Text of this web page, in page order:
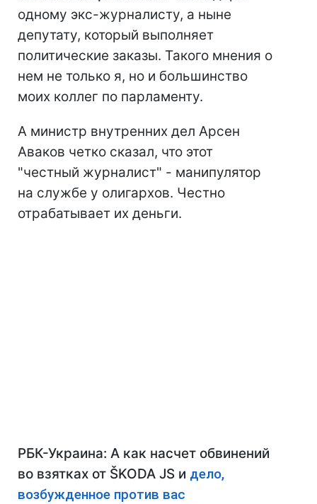
одному экс-журналисту, а ныне
депутату, который выполняет
политические заказы. Такого мнения о
нем не только я, но и большинство
моих коллег по парламенту.
А министр внутренних дел Арсен
Аваков четко сказал, что этот
"честный журналист" - манипулятор
на службе у олигархов. Честно
отрабатывает их деньги.
РБК-Украина: А как насчет обвинений
во взятках от ŠKODA JS и дело,
возбужденное против вас